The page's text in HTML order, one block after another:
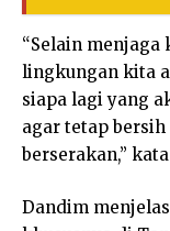
“Selain
lingkungan kita
siapa lagi yang
agar tetap
berserakan,”
Dandim